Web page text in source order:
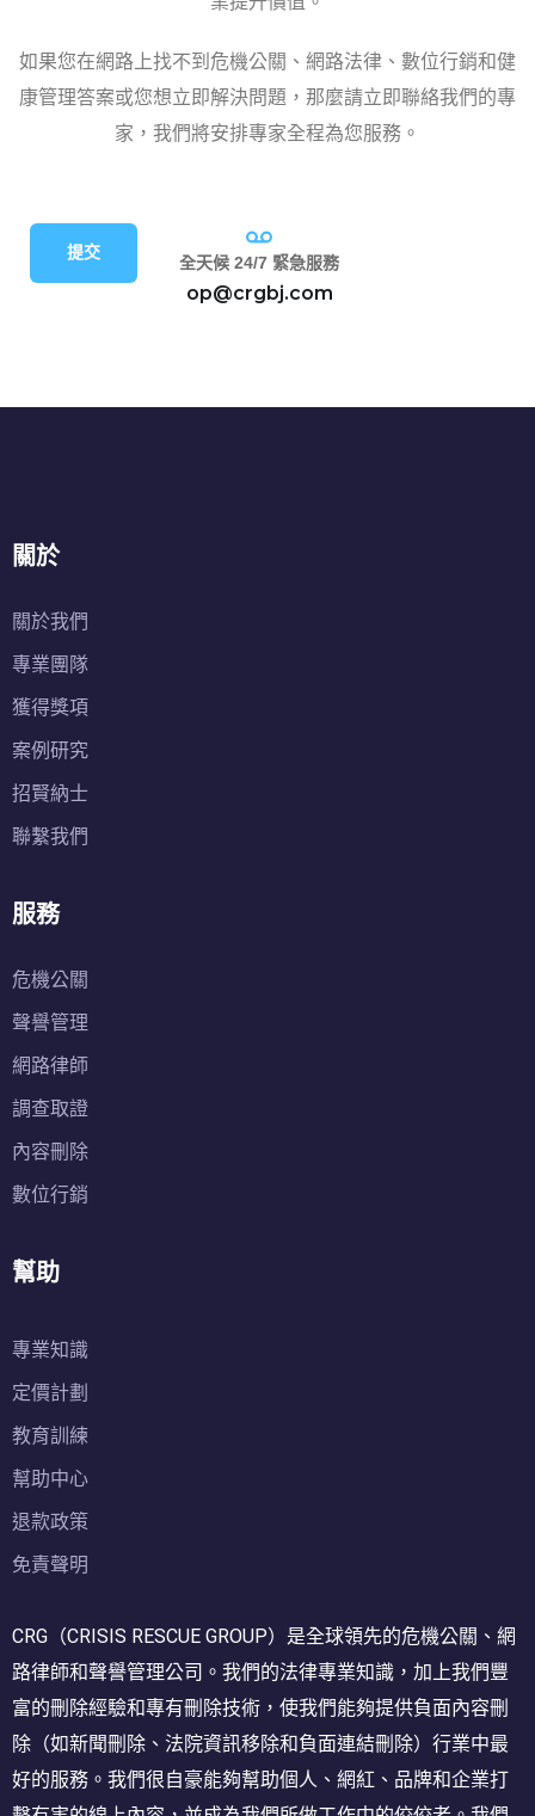
如果您在網路上找不到危機公關、網路法律、數位行銷和健
康管理答案或您想立即解決問題，那麼請立即聯絡我們的專
家，我們將安排專家全程為您服務。
提交 全天候 24/7 緊急服務
op@crgbj.com
關於
關於我們
專業團隊
獲得獎項
案例研究
招賢納士
聯繫我們
服務
危機公關
聲譽管理
網路律師
調查取證
內容刪除
數位行銷
幫助
專業知識
定價計劃
教育訓練
幫助中心
退款政策
免責聲明
CRG（CRISIS RESCUE GROUP）是全球領先的危機公關、網
路律師和聲譽管理公司。我們的法律專業知識，加上我們豐
富的刪除經驗和專有刪除技術，使我們能夠提供負面內容刪
除（如新聞刪除、法院資訊移除和負面連結刪除）行業中最
好的服務。我們很自豪能夠幫助個人、網紅、品牌和企業打